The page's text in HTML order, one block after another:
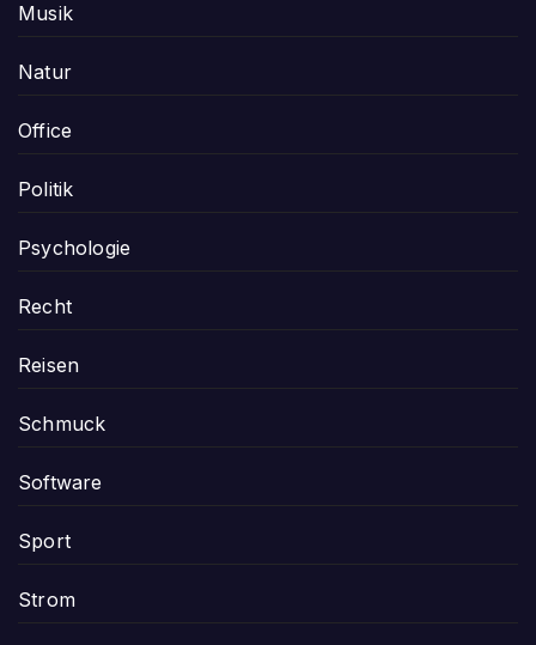
Musik
Natur
Office
Politik
Psychologie
Recht
Reisen
Schmuck
Software
Sport
Strom